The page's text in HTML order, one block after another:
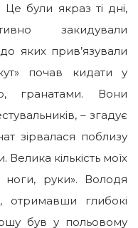
Це були якраз ті дні,
закидували
яких прив’язували
почав кидати у
гранатами. Вони
– згадує
зірвалася поблизу
кількість моїх
ноги, руки». Володя
глибокі
був у польовому